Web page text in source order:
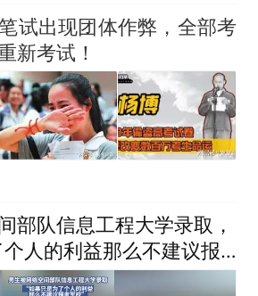
试出现团体作弊，全部考
新考试！
部队信息工程大学录取，
人的利益那么不建议报